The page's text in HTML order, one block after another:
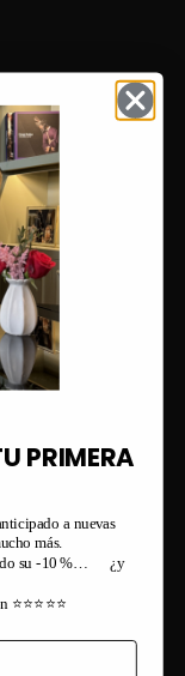
PRIMERA
a nuevas
más.
su -10 %… ¿y